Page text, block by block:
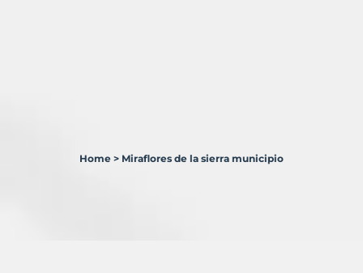
Home > Miraflores de la sierra municipio